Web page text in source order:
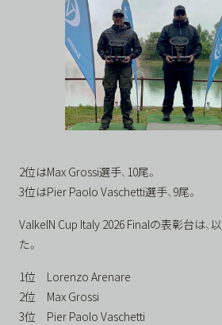
2位はMax Grossi選手、10尾。
3位はPier Paolo Vaschetti選手、9尾。
ValkeIN Cup Italy 2026 Finalの表彰台は、
た。
1位 Lorenzo Arenare
2位 Max Grossi
3位 Pier Paolo Vaschetti